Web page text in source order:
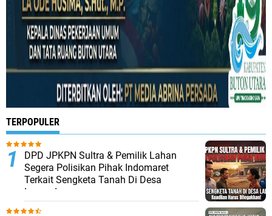
TERPOPULER
DPD JPKPN Sultra & Pemilik Lahan
Segera Polisikan Pihak Indomaret
Terkait Sengketa Tanah Di Desa
Lapandewa